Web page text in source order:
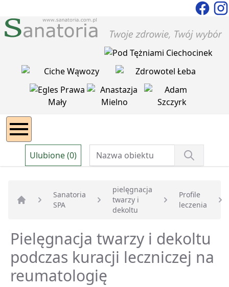
Ulubione (0)
Strona główna
Sanatoria
SPA
pielęgnacja
twarzy i
dekoltu
Profile
leczenia
Pielęgnacja twarzy i dekoltu
podczas kuracji leczniczej na
reumatologię